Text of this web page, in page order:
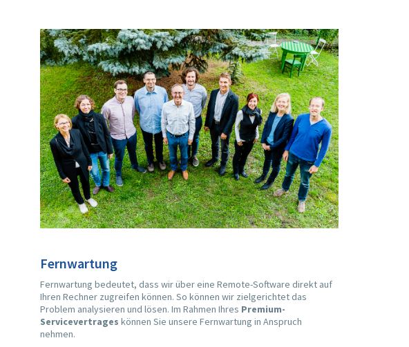
Fernwartung
Fernwartung bedeutet, dass wir über eine Remote-Software direkt auf
Ihren Rechner zugreifen können. So können wir zielgerichtet das
Problem analysieren und lösen. Im Rahmen Ihres Premium-
Servicevertrages können Sie unsere Fernwartung in Anspruch
nehmen.